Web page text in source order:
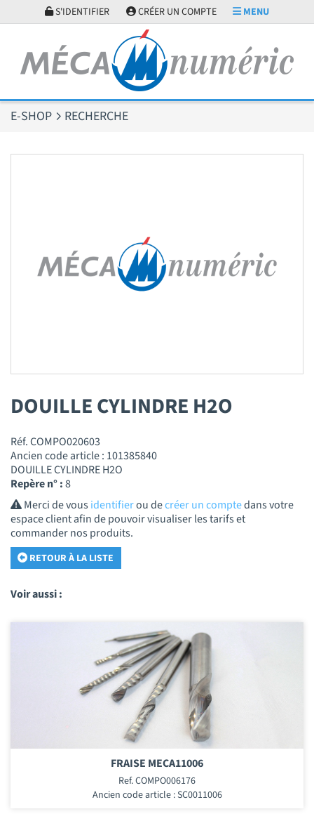
S'IDENTIFIER CRÉER UN COMPTE MENU
E-SHOP RECHERCHE
DOUILLE CYLINDRE H2O
Réf. COMPO020603
Ancien code article : 101385840
DOUILLE CYLINDRE H2O
Repère n° :8
Merci de vousidentifierou decréer un comptedans votre
espace client afin de pouvoir visualiser les tarifs et
commander nos produits.
RETOUR À LA LISTE
Voir aussi :
FRAISE MECA11006
Ref. COMPO006176
Ancien code article : SC0011006
Panneau de gestion des cookies